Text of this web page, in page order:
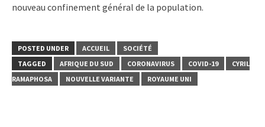
nouveau confinement général de la population.
POSTED UNDER ACCUEIL
SOCIÉTÉ
TAGGED
AFRIQUE DU SUD CORONAVIRUS COVID-19
CYRIL
RAMAPHOSA
NOUVELLE VARIANTE ROYAUME UNI